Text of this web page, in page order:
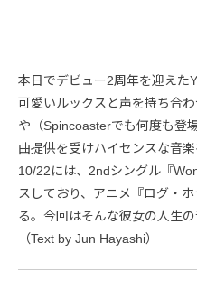
本日でデビュー2周年を迎えた
可愛いルックスと声を持ち合
や（Spincoasterでも何度も登
曲提供を受けハイセンスな音
10/22には、2ndシングル『
スしており、アニメ『ログ・
る。今回はそんな彼女の人生
（Text by Jun Hayashi）